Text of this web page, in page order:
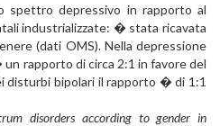
spettro depressivo in rapporto al
industrializzate: � stata ricavata
(dati OMS). Nella depressione
rapporto di circa 2:1 in favore del
disturbi bipolari il rapporto � di 1:1
disorders according to gender in